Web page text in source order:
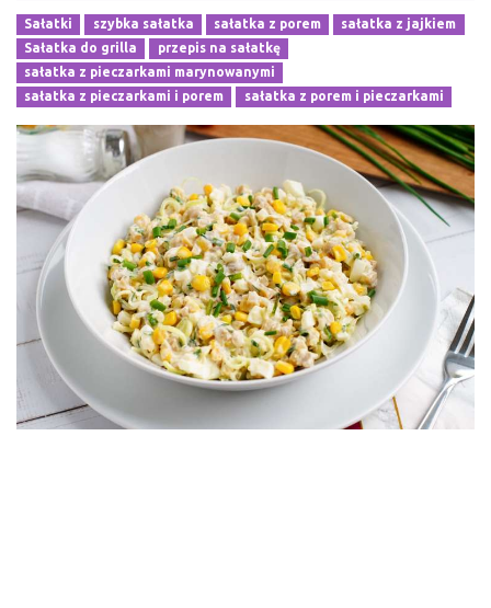
Sałatki szybka sałatka sałatka z porem
sałatka z jajkiem
Sałatka do grilla
przepis na sałatkę
sałatka z pieczarkami marynowanymi
sałatka z pieczarkami i porem
sałatka z porem i pieczarkami